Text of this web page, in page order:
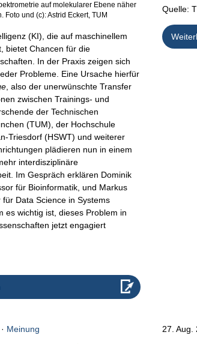
auf molekularer Ebene näher
Foto und (c): Astrid Eckert, TUM
(KI), die auf maschinellem
bietet Chancen für die
In der Praxis zeigen sich
Probleme. Eine Ursache hierfür
, also der unerwünschte Transfer
zwischen Trainings- und
der Technischen
(TUM), der Hochschule
Triesdorf (HSWT) und weiterer
plädieren nun in einem
interdisziplinäre
Im Gespräch erklären Dominik
für Bioinformatik, und Markus
für Data Science in Systems
es wichtig ist, dieses Problem in
jetzt engagiert
Quelle:
Meinung 27. Aug.